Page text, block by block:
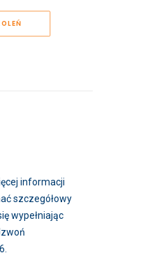
informacji
szczegółowy
wypełniając